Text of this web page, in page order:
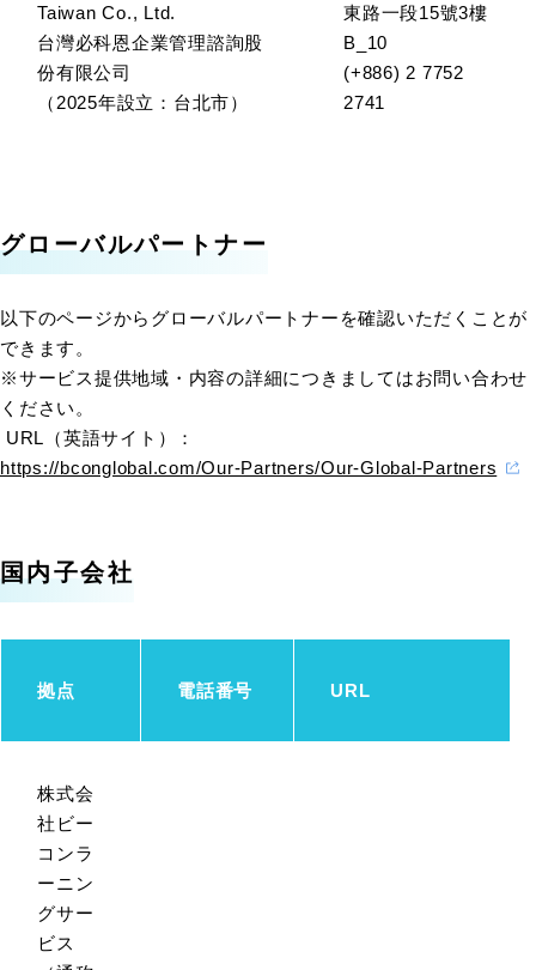
Taiwan Co., Ltd.
台灣必科恩企業管理諮詢股
份有限公司
（2025年設立： 台北市）
東路一段15號3樓
B_10
(+886) 2 7752
2741
グローバルパートナー
以下のページからグローバルパートナーを確認いただくことが
できます。
※サービス提供地域・内容の詳細につきましてはお問い合わせ
ください。
URL（英語サイト）：
https://bconglobal.com/Our-Partners/Our-Global-Partners
国内子会社
拠点 電話番号 URL
株式会
社ビー
コンラ
ーニン
グサー
ビス